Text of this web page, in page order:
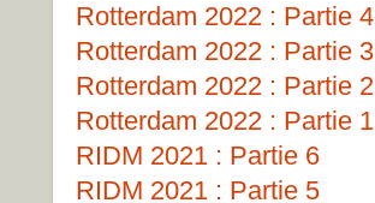
Rotterdam 2022 : Partie 4
Rotterdam 2022 : Partie 3
Rotterdam 2022 : Partie 2
Rotterdam 2022 : Partie 1
RIDM 2021 : Partie 6
RIDM 2021 : Partie 5